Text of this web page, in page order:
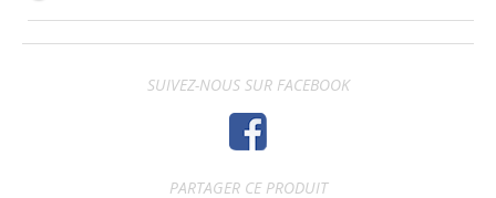
SUIVEZ-NOUS SUR FACEBOOK
PARTAGER CE PRODUIT